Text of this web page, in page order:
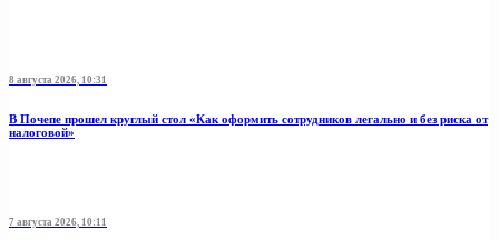
8 августа 2026, 10:31
В Почепе прошел круглый стол «Как оформить сотрудников легально и без риска от
налоговой»
7 августа 2026, 10:11